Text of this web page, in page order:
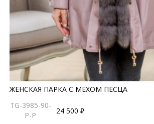
ЖЕНСКАЯ ПАРКА С МЕХОМ ПЕСЦА
TG-3985-90-
P-P
24 500 ₽